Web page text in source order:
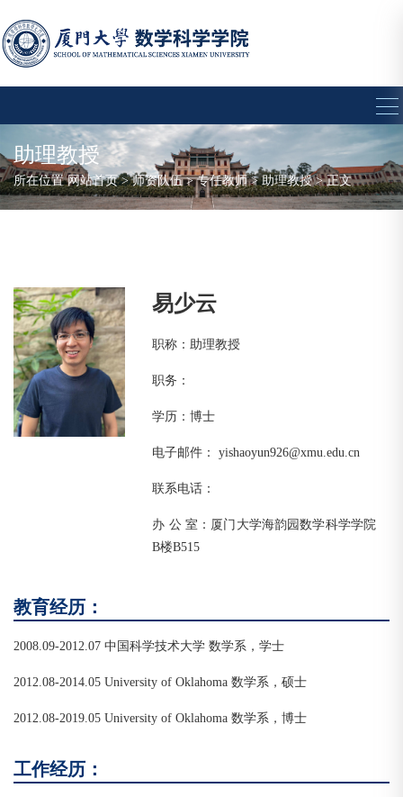
助理教授
所在位置网站首页>师资队伍>专任教师>助理教授> 正文
易少云
职称：助理教授
职务：
学历：博士
电子邮件： yishaoyun926@xmu.edu.cn
联系电话：
办 公 室：厦门大学海韵园数学科学学院
B楼B515
教育经历：
2008.09-2012.07 中国科学技术大学 数学系，学士
2012.08-2014.05 University of Oklahoma 数学系，硕士
2012.08-2019.05 University of Oklahoma 数学系，博士
工作经历：